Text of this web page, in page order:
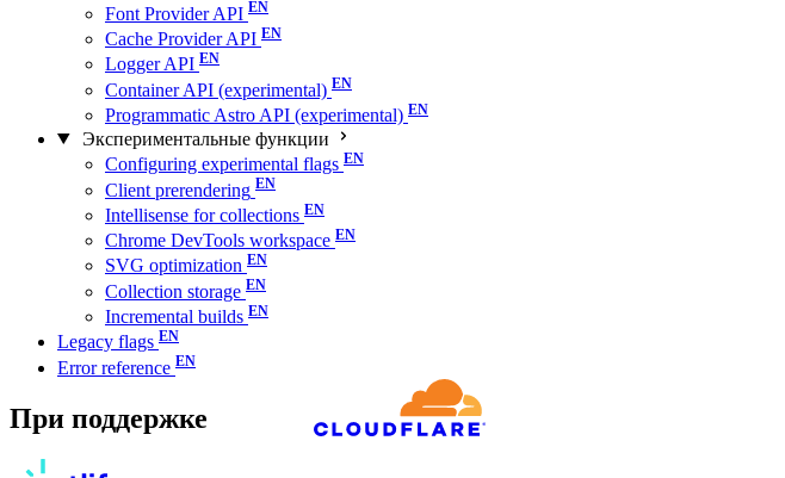
Font Provider API
Cache Provider API
Logger API
Container API (experimental)
Programmatic Astro API (experimental)
Экспериментальные функции
Configuring experimental flags
Client prerendering
Intellisense for collections
Chrome DevTools workspace
SVG optimization
Collection storage
Incremental builds
Legacy flags
Error reference
При поддержке